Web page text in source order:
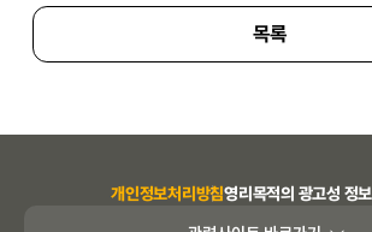
목록
개인정보처리방침영리목적의 광고성 정